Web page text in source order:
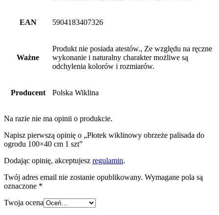
EAN 5904183407326
Ważne
Produkt nie posiada atestów., Ze względu na ręczne
wykonanie i naturalny charakter możliwe są
odchylenia kolorów i rozmiarów.
Producent Polska Wiklina
Na razie nie ma opinii o produkcie.
Napisz pierwszą opinię o „Płotek wiklinowy obrzeże palisada do
ogrodu 100×40 cm 1 szt”
Dodając opinię, akceptujesz regulamin.
Twój adres email nie zostanie opublikowany. Wymagane pola są
oznaczone *
Twoja ocena